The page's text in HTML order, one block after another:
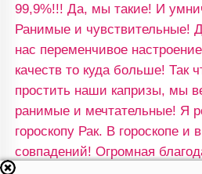
99,9%!!! Да, мы такие! И
Ранимые и чувствительные!
нас переменчивое
качеств то куда больше! Так
простить наши капризы, мы
ранимые и мечтательные! Я
гороскопу Рак. В гороскопе и
совпадений! Огромная